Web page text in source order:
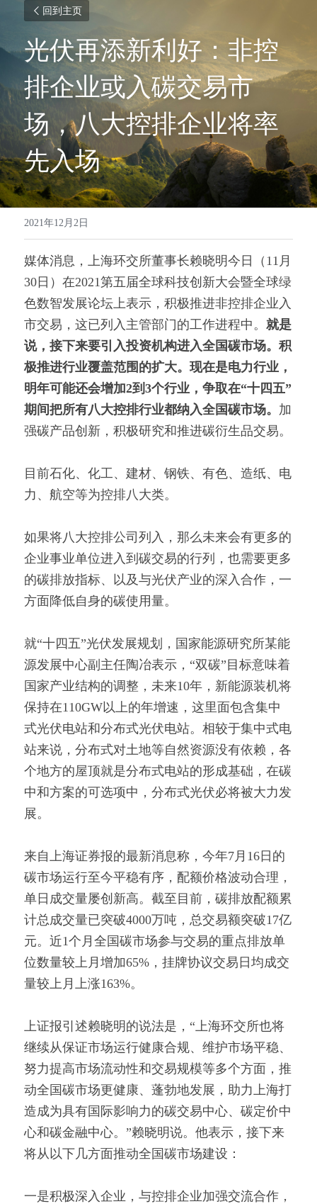
回到主页
光伏再添新利好：非控
排企业或入碳交易市
场，八大控排企业将率
先入场
2021年12月2日
媒体消息，上海环交所董事长赖晓明今日（11月
30日）在2021第五届全球科技创新大会暨全球绿
色数智发展论坛上表示，积极推进非控排企业入
市交易，这已列入主管部门的工作进程中。 就是
说，接下来要引入投资机构进入全国碳市场。积
极推进行业覆盖范围的扩大。 现在是电力行业，
明年可能还会增加2到3个行业，争取在“十四五”
期间把所有八大控排行业都纳入全国碳市场。 加
强碳产品创新，积极研究和推进碳衍生品交易。
目前石化、化工、建材、钢铁、有色、造纸、电
力、航空等为控排八大类。
如果将八大控排公司列入，那么未来会有更多的
企业事业单位进入到碳交易的行列，也需要更多
的碳排放指标、以及与光伏产业的深入合作，一
方面降低自身的碳使用量。
就“十四五”光伏发展规划，国家能源研究所某能
源发展中心副主任陶冶表示，“双碳”目标意味着
国家产业结构的调整，未来10年，新能源装机将
保持在110GW以上的年增速，这里面包含集中
式光伏电站和分布式光伏电站。相较于集中式电
站来说，分布式对土地等自然资源没有依赖，各
个地方的屋顶就是分布式电站的形成基础，在碳
中和方案的可选项中，分布式光伏必将被大力发
展。
来自上海证券报的最新消息称，今年7月16日的
碳市场运行至今平稳有序，配额价格波动合理，
单日成交量屡创新高。截至目前，碳排放配额累
计总成交量已突破4000万吨，总交易额突破17亿
元。近1个月全国碳市场参与交易的重点排放单
位数量较上月增加65%，挂牌协议交易日均成交
量较上月上涨163%。
上证报引述赖晓明的说法是，“上海环交所也将
继续从保证市场运行健康合规、维护市场平稳、
努力提高市场流动性和交易规模等多个方面，推
动全国碳市场更健康、蓬勃地发展，助力上海打
造成为具有国际影响力的碳交易中心、碳定价中
心和碳金融中心。”赖晓明说。他表示，接下来
将从以下几方面推动全国碳市场建设：
一是积极深入企业，与控排企业加强交流合作，